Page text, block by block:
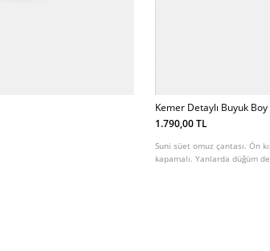
Kemer Detaylı Buyuk
Cantası
1.790,00 TL
Suni süet omuz çantası. Ön
kapamalı. Yanlarda düğüm